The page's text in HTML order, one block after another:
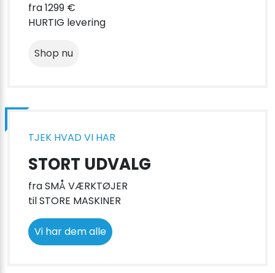
fra 1299 €
HURTIG levering
Shop nu
TJEK HVAD VI HAR
STORT UDVALG
fra SMÅ VÆRKTØJER
til STORE MASKINER
Vi har dem alle